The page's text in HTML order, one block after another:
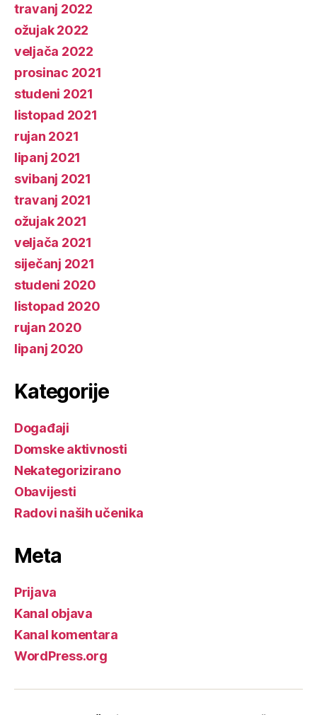
travanj 2022
ožujak 2022
veljača 2022
prosinac 2021
studeni 2021
listopad 2021
rujan 2021
lipanj 2021
svibanj 2021
travanj 2021
ožujak 2021
veljača 2021
siječanj 2021
studeni 2020
listopad 2020
rujan 2020
lipanj 2020
Kategorije
Događaji
Domske aktivnosti
Nekategorizirano
Obavijesti
Radovi naših učenika
Meta
Prijava
Kanal objava
Kanal komentara
WordPress.org